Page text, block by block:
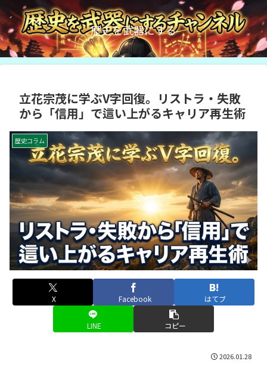
歴史を武器にする
立花宗茂に学ぶV字回復。リストラ・失敗
から「信用」で這い上がるキャリア再生術
歴史コラム
X Facebook はてブ
LINE コピー
2026.01.28